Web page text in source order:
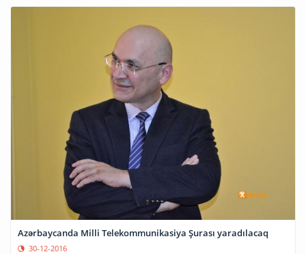
Azərbaycanda Milli Telekommunikasiya Şurası yaradılacaq
30-12-2016